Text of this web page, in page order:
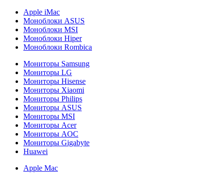
Apple iMac
Моноблоки ASUS
Моноблоки MSI
Моноблоки Hiper
Моноблоки Rombica
Мониторы Samsung
Мониторы LG
Мониторы Hisense
Мониторы Xiaomi
Мониторы Philips
Мониторы ASUS
Мониторы MSI
Мониторы Acer
Мониторы AOC
Мониторы Gigabyte
Huawei
Apple Mac